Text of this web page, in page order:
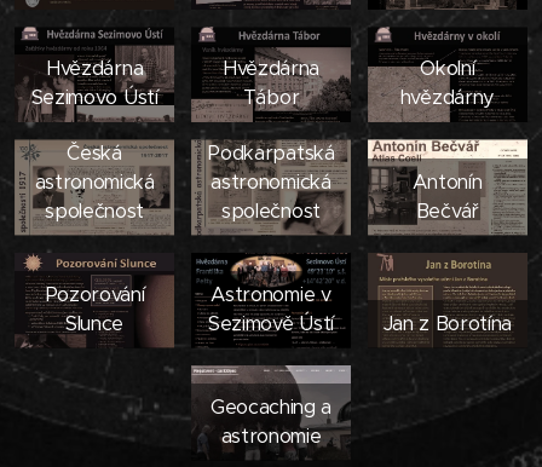
Hvězdárna
Sezimovo Ústí
Hvězdárna
Tábor
Okolní
hvězdárny
Česká
astronomická
společnost
Podkarpatská
astronomická
společnost
Antonín
Bečvář
Pozorování
Slunce
Astronomie v
Sezimově Ústí
Jan z Borotína
Geocaching a
astronomie